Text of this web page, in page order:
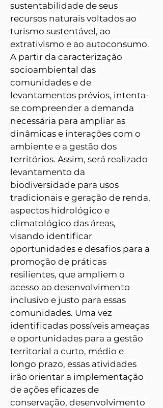
sustentabilidade de seus
recursos naturais voltados ao
turismo sustentável, ao
extrativismo e ao autoconsumo.
A partir da caracterização
socioambiental das
comunidades e de
levantamentos prévios, intenta-
se compreender a demanda
necessária para ampliar as
dinâmicas e interações com o
ambiente e a gestão dos
territórios. Assim, será realizado
levantamento da
biodiversidade para usos
tradicionais e geração de renda,
aspectos hidrológico e
climatológico das áreas,
visando identificar
oportunidades e desafios para a
promoção de práticas
resilientes, que ampliem o
acesso ao desenvolvimento
inclusivo e justo para essas
comunidades. Uma vez
identificadas possíveis ameaças
e oportunidades para a gestão
territorial a curto, médio e
longo prazo, essas atividades
irão orientar a implementação
de ações eficazes de
conservação, desenvolvimento